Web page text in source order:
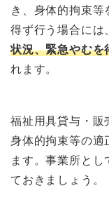
き、身体的拘束
得ず行う場合には
状況、緊急やむを
れます。
福祉用具貸与・販
身体的拘束等の適
ます。事業所と
ておきましょう。